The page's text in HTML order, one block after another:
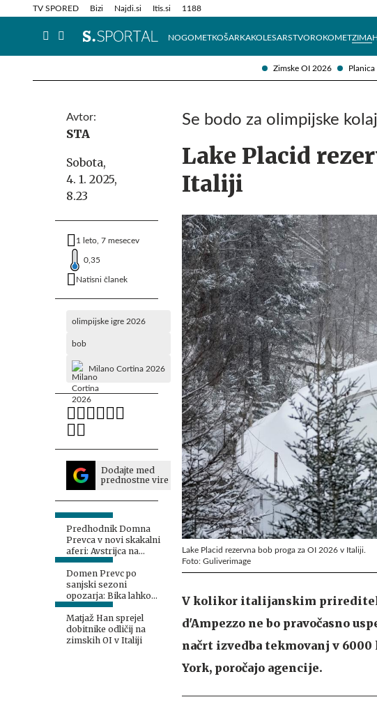
Zimske OI 2026 Planica
TV SPORED Bizi Najdi.si Itis.si 1188
NOGOMETKOŠARKAKOLESARSTVOROKOMETZIMA
Info in obvestila Tehnik
Avtor:
STA
Sobota,
4. 1. 2025,
8.23
1 leto, 7 mesecev
0,35
Natisni članek
olimpijske igre 2026
bob
Milano Cortina 2026
Dodajte med
prednostne vire
Predhodnik Domna
Prevca v novi skakalni
aferi: Avstrijca na
zaslišanju
Domen Prevc po
sanjski sezoni
opozarja: Bika lahko
hitro izgubiš
Matjaž Han sprejel
dobitnike odličij na
zimskih OI v Italiji
Se bodo za olimpijske
Lake Placid
Italiji
Lake Placid rezervna bob proga za OI 2026 v Italiji.
Foto: Guliverimage
V kolikor italijanskim
d'Ampezzo ne bo pravočasno
načrt izvedba tekmovanj v
York, poročajo agencije.